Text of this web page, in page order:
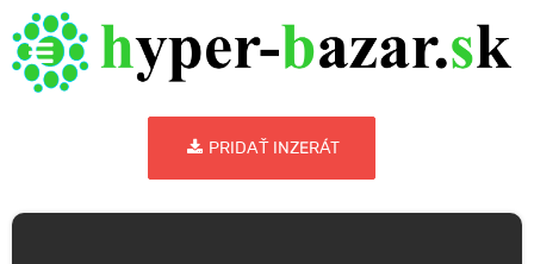
PRIDAŤ INZERÁT